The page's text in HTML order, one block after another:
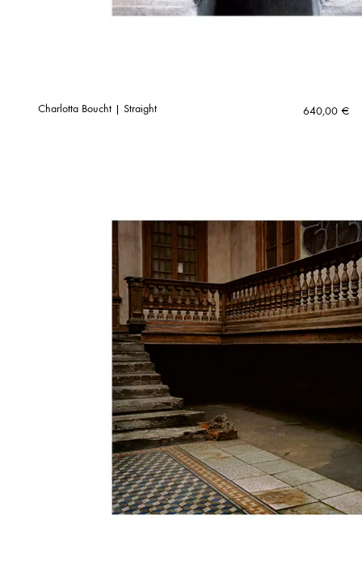
Charlotta Boucht | Straight 640,00 €